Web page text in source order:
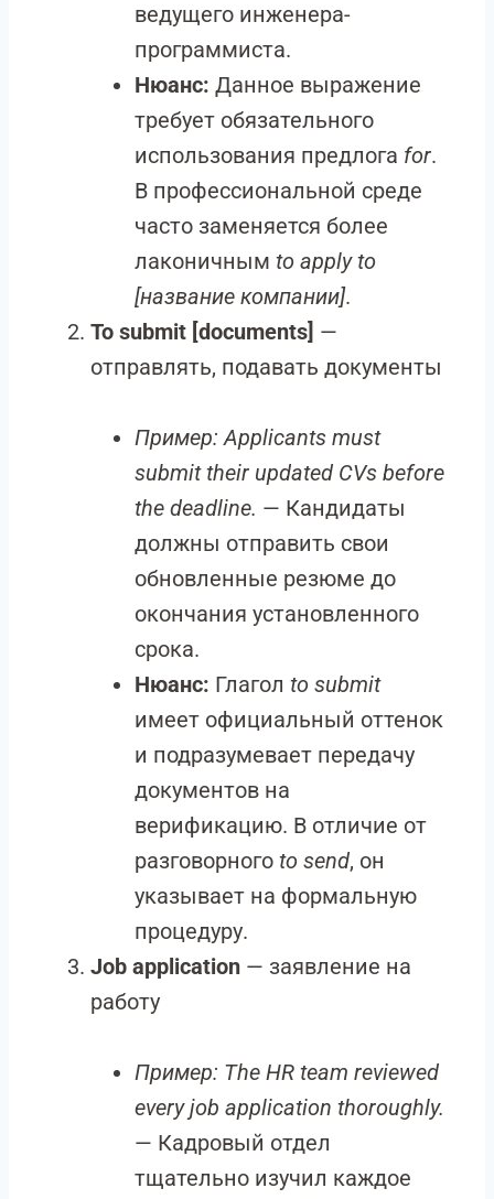
ведущего инженера-
программиста.
Нюанс: Данное выражение
требует обязательного
использования предлога for.
В профессиональной среде
часто заменяется более
лаконичным to apply to
[название компании].
To submit [documents] —
отправлять, подавать документы
Пример: Applicants must
submit their updated CVs before
the deadline. — Кандидаты
должны отправить свои
обновленные резюме до
окончания установленного
срока.
Нюанс: Глагол to submit
имеет официальный оттенок
и подразумевает передачу
документов на
верификацию. В отличие от
разговорного to send, он
указывает на формальную
процедуру.
Job application — заявление на
работу
Пример: The HR team reviewed
every job application thoroughly.
— Кадровый отдел
тщательно изучил каждое